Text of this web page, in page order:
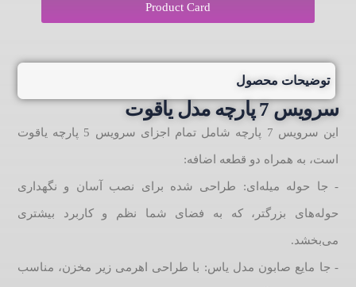
Product Card
توضیحات محصول
سرویس 7 پارچه مدل یاقوت
این سرویس 7 پارچه شامل تمام اجزای سرویس 5 پارچه یاقوت
است، به همراه دو قطعه اضافه:
- جا حوله میله‌ای: طراحی شده برای نصب آسان و نگهداری
حوله‌های بزرگتر، که به فضای شما نظم و کاربرد بیشتری
می‌بخشد.
- جا مایع صابون مدل یاس: با طراحی اهرمی زیر مخزن، مناسب